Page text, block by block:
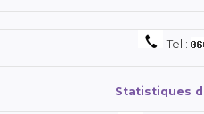
Tel :
Statistiques